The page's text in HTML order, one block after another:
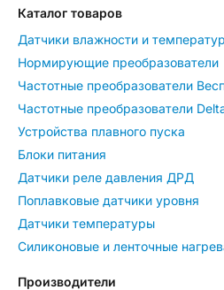
Каталог товаров
Датчики влажности и
Нормирующие преобразователи
Частотные преобразователи
Частотные преобразователи
Устройства плавного пуска
Блоки питания
Датчики реле давления ДРД
Поплавковые датчики уровня
Датчики температуры
Силиконовые и ленточные
Производители